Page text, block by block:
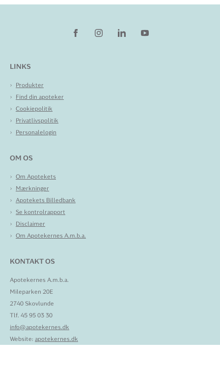
LINKS
Produkter
Find din apoteker
Cookiepolitik
Privatlivspolitik
Personalelogin
OM OS
Om Apotekets
Mærkninger
Apotekets Billedbank
Se kontrolrapport
Disclaimer
Om Apotekernes A.m.b.a.
KONTAKT OS
Apotekernes A.m.b.a.
Mileparken 20E
2740 Skovlunde
Tlf. 45 95 03 30
info@apotekernes.dk
Website: apotekernes.dk